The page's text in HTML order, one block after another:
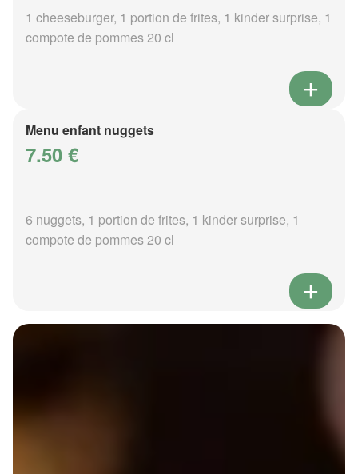
1 cheeseburger, 1 portion de frites, 1 kinder surprise, 1
compote de pommes 20 cl
Menu enfant nuggets
7.50 €
6 nuggets, 1 portion de frites, 1 kinder surprise, 1
compote de pommes 20 cl